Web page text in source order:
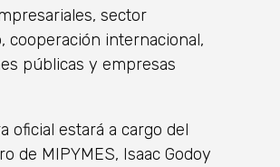
sector
cooperación internacional,
públicas y empresas
oficial estará a cargo del
de MIPYMES, Isaac Godoy